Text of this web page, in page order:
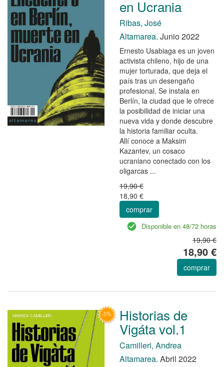
en Ucrania
Ribas, José
Altamarea. Junio 2022
Ernesto Usabiaga es un joven
activista chileno, hijo de una
mujer torturada, que deja el
país tras un desengaño
profesional. Se instala en
Berlín, la ciudad que le ofrece
la posibilidad de iniciar una
nueva vida y donde descubre
la historia familiar oculta.
Allí conoce a Maksim
Kazantev, un cosaco
ucraniano conectado con los
oligarcas ...
19,90 €
18,90 €
comprar
Disponible en 48/72 horas
19,90 €
18,90 €
comprar
Historias de
Vigáta vol.1
Camilleri, Andrea
Altamarea. Abril 2022